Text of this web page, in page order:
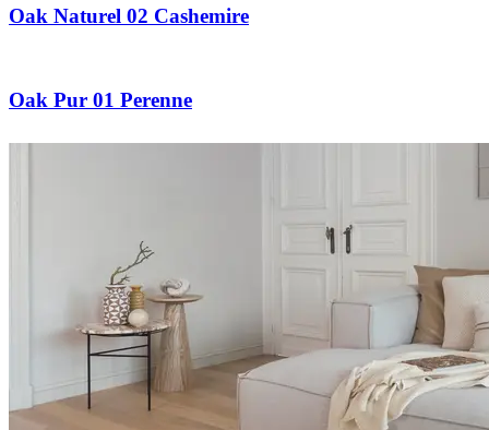
Oak Naturel 02 Cashemire
Oak Pur 01 Perenne